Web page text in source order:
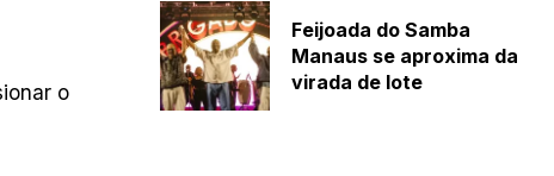
o
Feijoada do Samba
Manaus se aproxima da
virada de lote